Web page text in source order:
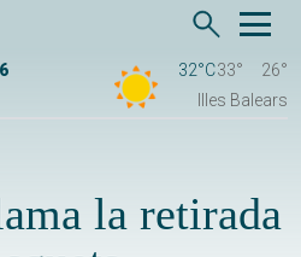
32°C33°
26°
Illes Balears
la retirada